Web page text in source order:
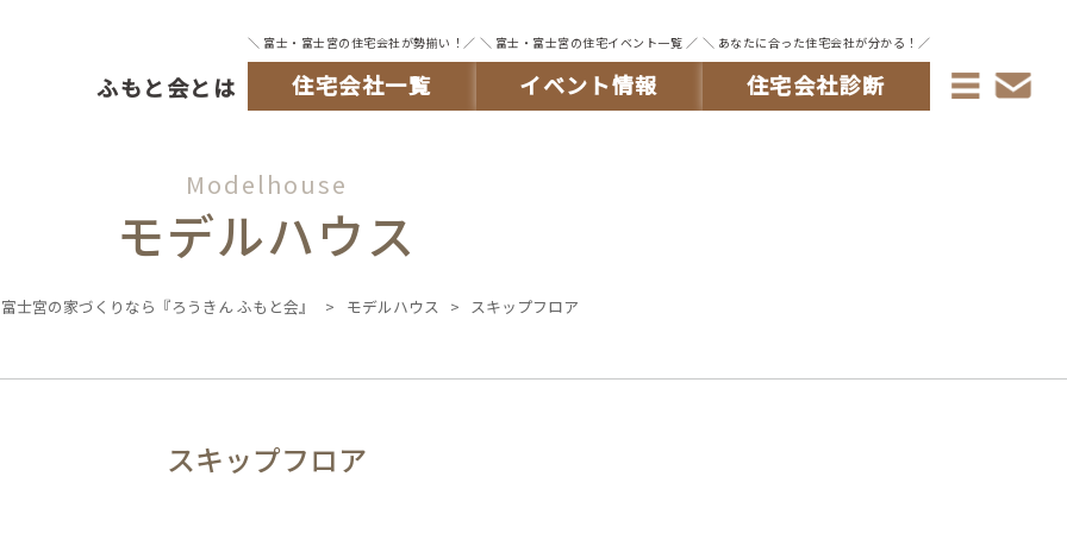
ふもと会とは
＼ 富士・富士宮の住宅会社が勢揃い！／
住宅会社一覧
＼ 富士・富士宮の住宅イベント一覧 ／
イベント情報
＼ あなたに合った住宅会社が分かる！／
住宅会社診断
Modelhouse
モデルハウス
士宮の家づくりなら『ろうきん ふもと会』 > モデルハウス > スキップフロア
スキップフロア